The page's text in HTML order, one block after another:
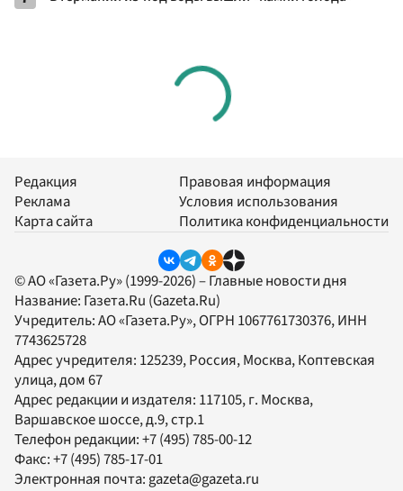
Редакция
Реклама
Карта сайта
Правовая информация
Условия использования
Политика конфиденциальности
© АО «Газета.Ру» (1999-2026) – Главные новости дня
Название: Газета.Ru (Gazeta.Ru)
Учредитель:АО «Газета.Ру», ОГРН 1067761730376, ИНН
7743625728
Адрес учредителя: 125239, Россия, Москва, Коптевская
улица, дом 67
Адрес редакции и издателя: 117105, г. Москва,
Варшавское шоссе, д.9, стр.1
Телефон редакции:+7 (495) 785-00-12
Факс:+7 (495) 785-17-01
Электронная почта: gazeta@gazeta.ru